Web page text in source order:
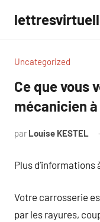
contenu
Uncategorized
Ce que vous
mécanicien
par Louise KESTEL
Plus d’informations
Votre carrosserie
par les rayures,